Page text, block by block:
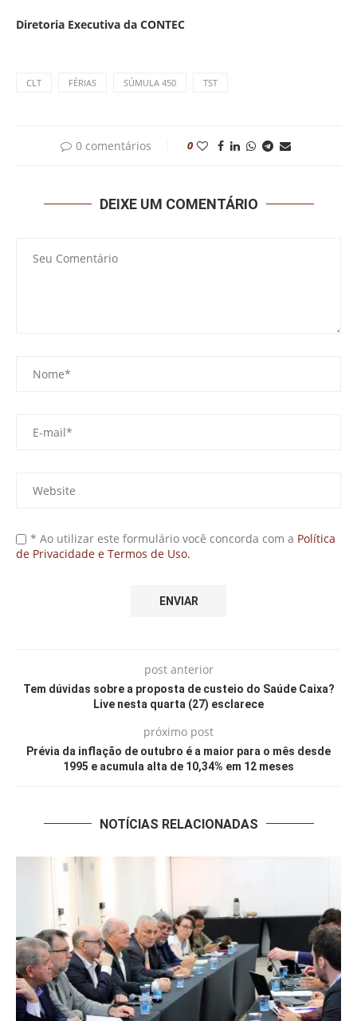
Diretoria Executiva da CONTEC
CLT FÉRIAS SÚMULA 450 TST
0 comentários 0
DEIXE UM COMENTÁRIO
* Ao utilizar este formulário você concorda com a Política
de Privacidade e Termos de Uso.
post anterior
Tem dúvidas sobre a proposta de custeio do Saúde Caixa?
Live nesta quarta (27) esclarece
próximo post
Prévia da inflação de outubro é a maior para o mês desde
1995 e acumula alta de 10,34% em 12 meses
NOTÍCIAS RELACIONADAS